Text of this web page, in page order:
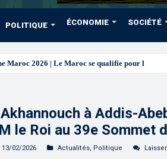
POLITIQUE ÉCONOMIE SOCIÉTÉ
Maroc 2026 | Le Maroc se qualifie pour les
à Addis-
le Roi au 39e Sommet
13/02/2026 Actualités, Politique